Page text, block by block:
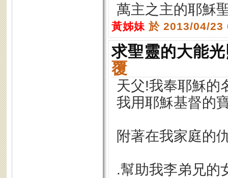
萬主之主的耶穌
黃姊妹 於 2013/04/
求聖靈的大能
覆
天父!我奉耶穌的
我用耶穌基督的
附著在我家庭的
.幫助我李弟兄的